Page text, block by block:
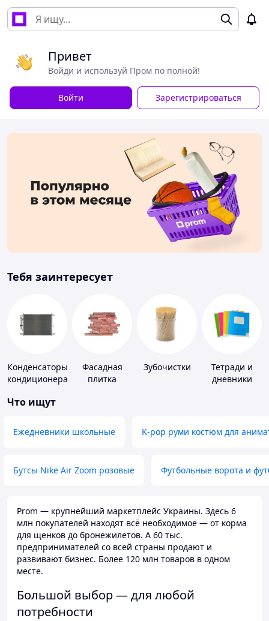
Привет
Войди и используй Пром по полной!
Войти Зарегистрироваться
Тебя заинтересует
Конденсаторы
кондиционера
Фасадная
плитка
Зубочистки
Тетради и
дневники
Что ищут
Ежедневники школьные K-pop руми костюм для
Бутсы Nike Air Zoom розовые Футбольные ворота и
Prom — крупнейший маркетплейс Украины. Здесь 6
млн покупателей находят всё необходимое — от корма
для щенков до бронежилетов. А 60 тыс.
предпринимателей со всей страны продают и
развивают бизнес. Более 120 млн товаров в одном
месте.
Большой выбор — для любой
потребности